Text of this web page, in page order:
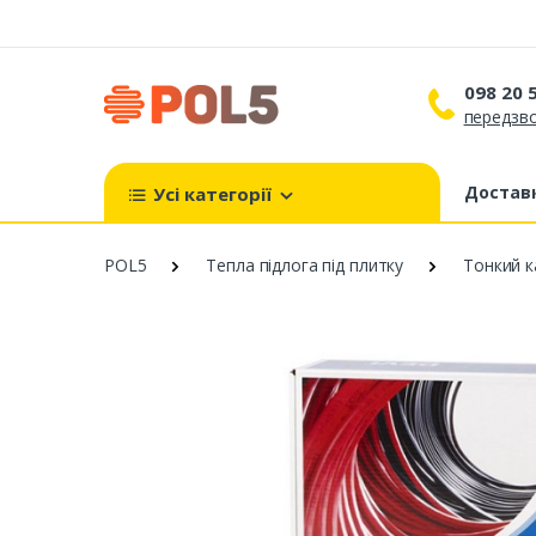
098 20
098
093
Усі категорії
POL5 Тепла підлога під плитку Тонкий